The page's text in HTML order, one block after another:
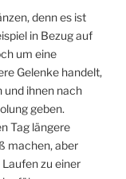
denn es ist
in Bezug auf
um eine
Gelenke handelt,
und ihnen nach
geben.
Tag längere
machen, aber
zu einer